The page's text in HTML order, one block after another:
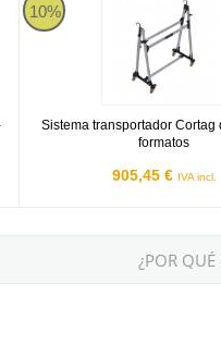
10%
Sistema transportador Cortag
formatos
905,45 € IVA incl.
¿POR